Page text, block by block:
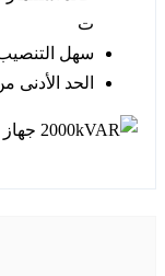
ت
سهل
الحد الأدنى